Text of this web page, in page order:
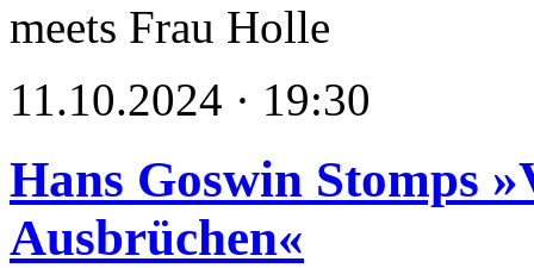
meets Frau Holle
11.10.2024 · 19:30
Hans Goswin Stomps
Ausbrüchen«